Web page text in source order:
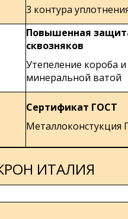
3 контура
Повышенная
сквозняков
Утепеление короба
минеральной ватой
Сертификат ГОСТ
Металлоконстукция
ИТАЛИЯ